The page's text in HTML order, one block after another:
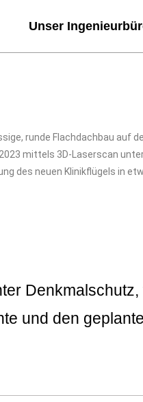
Unser
runde Flachdachbau auf
mittels 3D-Laserscan
des neuen Klinikflügels in
Denkmalschutz,
und den